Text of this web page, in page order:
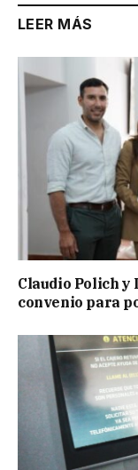
LEER MÁS
Claudio Polich
convenio para